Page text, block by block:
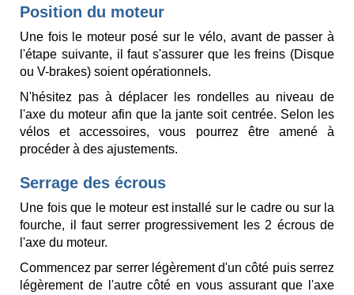
Position du moteur
Une fois le moteur posé sur le vélo, avant de passer à
l'étape suivante, il faut s'assurer que les freins (Disque
ou V-brakes) soient opérationnels.
N'hésitez pas à déplacer les rondelles au niveau de
l'axe du moteur afin que la jante soit centrée. Selon les
vélos et accessoires, vous pourrez être amené à
procéder à des ajustements.
Serrage des écrous
Une fois que le moteur est installé sur le cadre ou sur la
fourche, il faut serrer progressivement les 2 écrous de
l'axe du moteur.
Commencez par serrer légèrement d'un côté puis serrez
légèrement de l'autre côté en vous assurant que l'axe